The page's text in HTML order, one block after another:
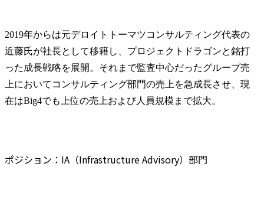
2019年からは元デロイトトーマツコンサルティング代表の
近藤氏が社長として移籍し、プロジェクトドラゴンと銘打
った成長戦略を展開。それまで監査中心だったグループ売
上においてコンサルティング部門の売上を急成長させ、現
在はBig4でも上位の売上および人員規模まで拡大。
ポジション：IA（Infrastructure Advisory）部門